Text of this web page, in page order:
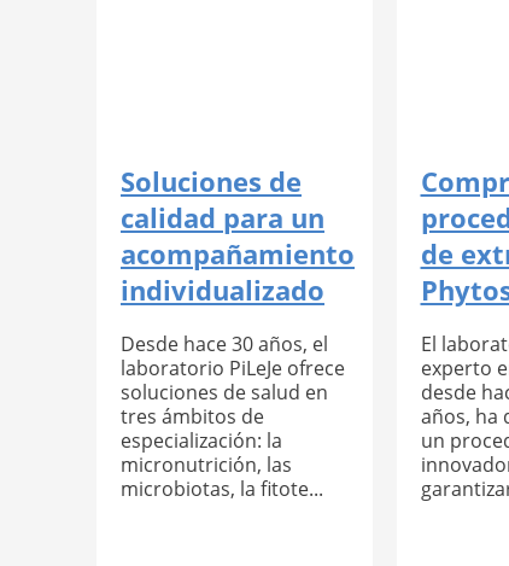
Soluciones de
calidad para un
acompañamiento
individualizado
Desde hace 30 años, el
laboratorio PiLeJe ofrece
soluciones de salud en
tres ámbitos de
especialización: la
micronutrición, las
microbiotas, la fitote...
de
El
experto
desde
años, ha
un